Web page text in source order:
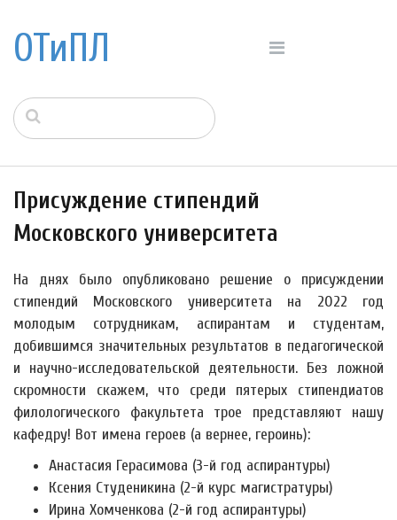
ОТиПЛ
Присуждение стипендий
Московского университета
На днях было опубликовано решение о присуждении
стипендий Московского университета на 2022 год
молодым сотрудникам, аспирантам и студентам,
добившимся значительных результатов в педагогической
и научно-исследовательской деятельности. Без ложной
скромности скажем, что среди пятерых стипендиатов
филологического факультета трое представляют нашу
кафедру! Вот имена героев (а вернее, героинь):
Анастасия Герасимова (3-й год аспирантуры)
Ксения Студеникина (2-й курс магистратуры)
Ирина Хомченкова (2-й год аспирантуры)